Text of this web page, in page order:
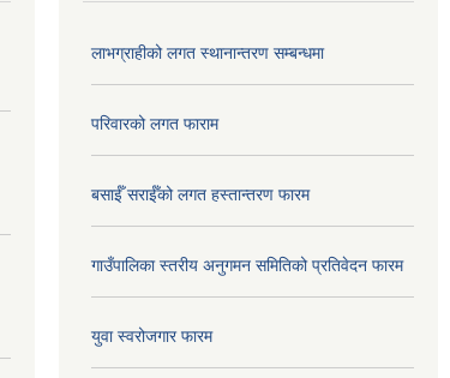
लाभग्राहीको लगत स्थानान्तरण सम्बन्धमा
परिवारको लगत फाराम
बसाईँ सराईँको लगत हस्तान्तरण फारम
गाउँपालिका स्तरीय अनुगमन समितिको प्रतिवेदन फारम
युवा स्वरोजगार फारम